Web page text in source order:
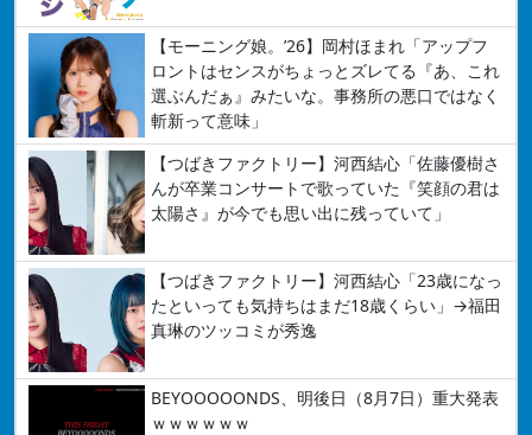
【モーニング娘。’26】岡村ほまれ「アップフ
ロントはセンスがちょっとズレてる『あ、これ
選ぶんだぁ』みたいな。事務所の悪口ではなく
斬新って意味」
【つばきファクトリー】河西結心「佐藤優樹さ
んが卒業コンサートで歌っていた『笑顔の君は
太陽さ』が今でも思い出に残っていて」
【つばきファクトリー】河西結心「23歳になっ
たといっても気持ちはまだ18歳くらい」→福田
真琳のツッコミが秀逸
BEYOOOOONDS、明後日（8月7日）重大発表
ｗｗｗｗｗｗ